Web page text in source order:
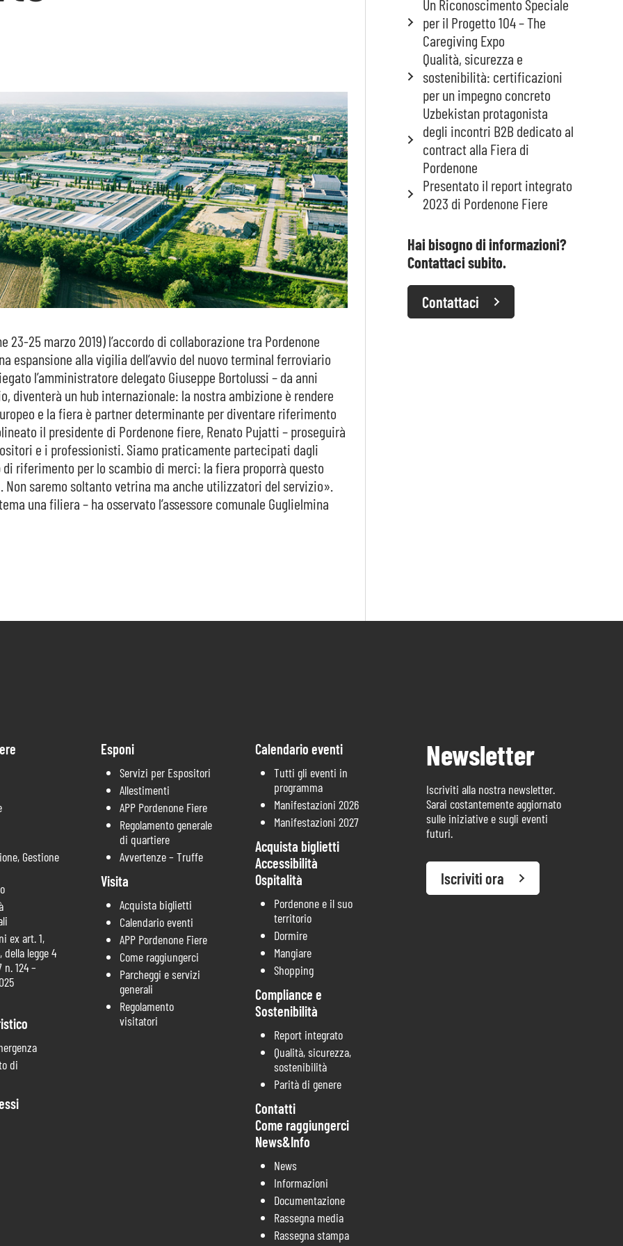
23-25 marzo 2019) l’accordo di collaborazione tra Pordenone
espansione alla vigilia dell’avvio del nuovo terminal ferroviario
l’amministratore delegato Giuseppe Bortolussi – da anni
diventerà un hub internazionale: la nostra ambizione è rendere
e lafiera è partner determinante per diventare riferimento
il presidente di Pordenone fiere, Renato Pujatti – proseguirà
e i professionisti. Siamo praticamente partecipati dagli
di riferimento per lo scambio di merci: lafiera proporrà questo
Non saremo soltanto vetrina ma anche utilizzatori del servizio».
una filiera – ha osservato l’assessore comunale Guglielmina
Un Riconoscimento Speciale
per il Progetto 104 – The
Caregiving Expo
Qualità, sicurezza e
sostenibilità: certificazioni
per un impegno concreto
Uzbekistan protagonista
degli incontri B2B dedicato al
contract alla Fiera di
Pordenone
Presentato il report integrato
2023 di Pordenone Fiere
Hai bisogno di informazioni?
Contattaci subito.
Contattaci
Gestione
ex art. 1,
della legge 4
n. 124 –
di
Esponi
Servizi per Espositori
Allestimenti
APP Pordenone Fiere
Regolamento generale
di quartiere
Avvertenze – Truffe
Visita
Acquista biglietti
Calendario eventi
APP Pordenone Fiere
Come raggiungerci
Parcheggi e servizi
generali
Regolamento
visitatori
Calendario eventi
Tutti gli eventi in
programma
Manifestazioni 2026
Manifestazioni 2027
Acquista biglietti
Accessibilità
Ospitalità
Pordenone e il suo
territorio
Dormire
Mangiare
Shopping
Compliance e
Sostenibilità
Report integrato
Qualità, sicurezza,
sostenibilità
Parità di genere
Contatti
Come raggiungerci
News&Info
News
Informazioni
Documentazione
Rassegna media
Rassegna stampa
Newsletter
Iscriviti alla nostra newsletter.
Sarai costantemente aggiornato
sulle iniziative e sugli eventi
futuri.
Iscriviti ora